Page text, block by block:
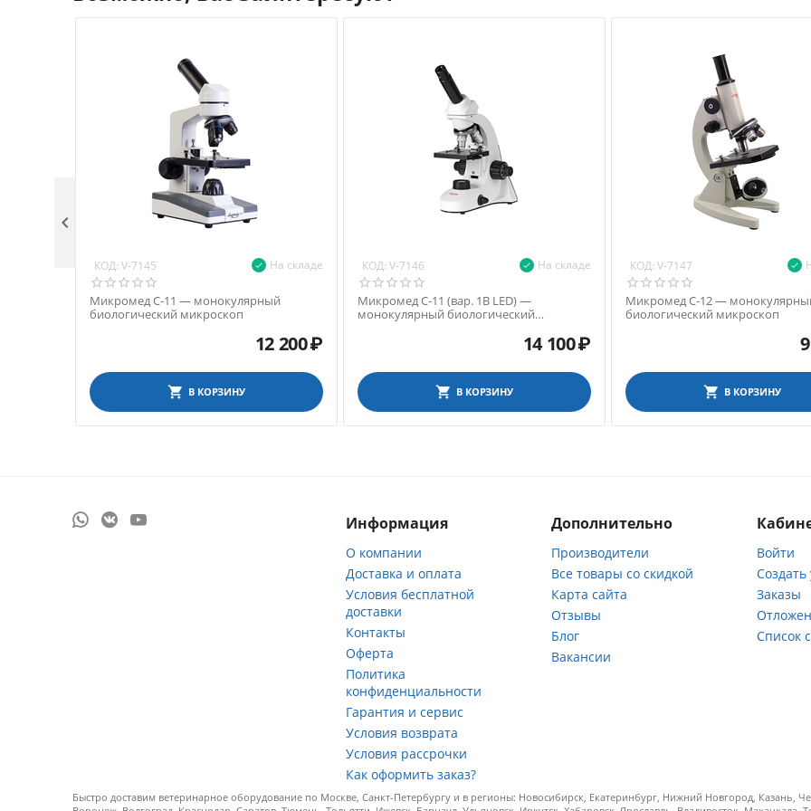
КОД: V-7145 На складе
Микромед С-11 — монокулярный
биологический микроскоп
12 200₽
В КОРЗИНУ
КОД: V-7146 На складе
Микромед С-11 (вар. 1B LED) —
монокулярный биологический
14 100₽
В КОРЗИНУ
КОД: V-7147
Микромед С-12 —
биологический микроскоп
В КОРЗИНУ

Информация
О компании
Доставка и оплата
Условия бесплатной
доставки
Контакты
Оферта
Политика
конфиденциальности
Гарантия и сервис
Условия возврата
Условия рассрочки
Как оформить заказ?
Дополнительно
Производители
Все товары со скидкой
Карта сайта
Отзывы
Блог
Вакансии
Войти
Заказы
Список
Быстро доставим ветеринарное оборудование по Москве, Санкт-Петербургу и в регионы: Новосибирск, Екатеринбург, Нижний Новгород, Казань,